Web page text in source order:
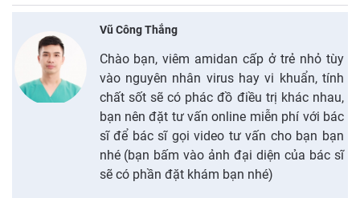
Vũ Công Thắng
Chào bạn, viêm amidan cấp ở trẻ nhỏ tùy
vào nguyên nhân virus hay vi khuẩn, tính
chất sốt sẽ có phác đồ điều trị khác nhau,
bạn nên đặt tư vấn online miễn phí với bác
sĩ để bác sĩ gọi video tư vấn cho bạn bạn
nhé (bạn bấm vào ảnh đại diện của bác sĩ
sẽ có phần đặt khám bạn nhé)